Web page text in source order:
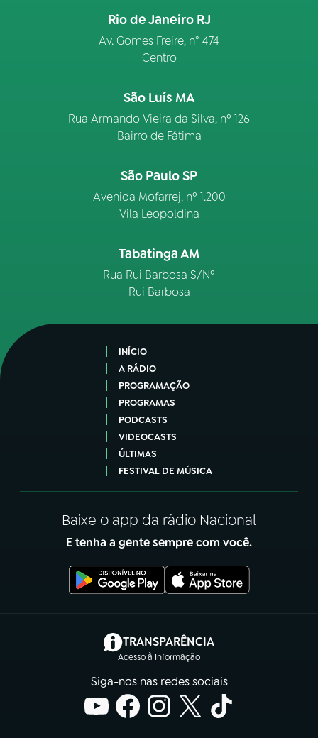
Rio de Janeiro RJ
Av. Gomes Freire, n° 474
Centro
São Luís MA
Rua Armando Vieira da Silva, nº 126
Bairro de Fátima
São Paulo SP
Avenida Mofarrej, nº 1.200
Vila Leopoldina
Tabatinga AM
Rua Rui Barbosa S/Nº
Rui Barbosa
INÍCIO
A RÁDIO
PROGRAMAÇÃO
PROGRAMAS
PODCASTS
VIDEOCASTS
ÚLTIMAS
FESTIVAL DE MÚSICA
Baixe o app da rádio Nacional
E tenha a gente sempre com você.
TRANSPARÊNCIA
Acesso à Informação
(abre em nova aba)
Siga-nos nas redes sociais